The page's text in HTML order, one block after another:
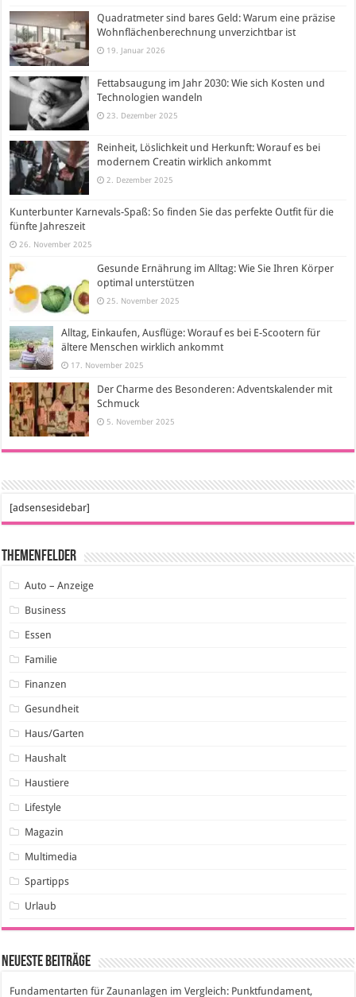
Quadratmeter sind bares Geld: Warum eine präzise
Wohnflächenberechnung unverzichtbar ist
19. Januar 2026
Fettabsaugung im Jahr 2030: Wie sich Kosten und
Technologien wandeln
23. Dezember 2025
Reinheit, Löslichkeit und Herkunft: Worauf es bei
modernem Creatin wirklich ankommt
2. Dezember 2025
Kunterbunter Karnevals-Spaß: So finden Sie das perfekte Outfit für die
fünfte Jahreszeit
26. November 2025
Gesunde Ernährung im Alltag: Wie Sie Ihren Körper
optimal unterstützen
25. November 2025
Alltag, Einkaufen, Ausflüge: Worauf es bei E-Scootern für
ältere Menschen wirklich ankommt
17. November 2025
Der Charme des Besonderen: Adventskalender mit
Schmuck
5. November 2025
[adsensesidebar]
Themenfelder
Auto – Anzeige
Business
Essen
Familie
Finanzen
Gesundheit
Haus/Garten
Haushalt
Haustiere
Lifestyle
Magazin
Multimedia
Spartipps
Urlaub
Neueste Beiträge
Fundamentarten für Zaunanlagen im Vergleich: Punktfundament,